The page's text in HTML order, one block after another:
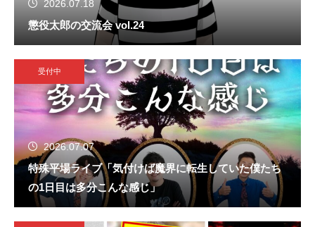
2026.07.18
懲役太郎の交流会 vol.24
受付中
2026.07.07
特殊平場ライブ「気付けば魔界に転生していた僕たち
の1日目は多分こんな感じ」